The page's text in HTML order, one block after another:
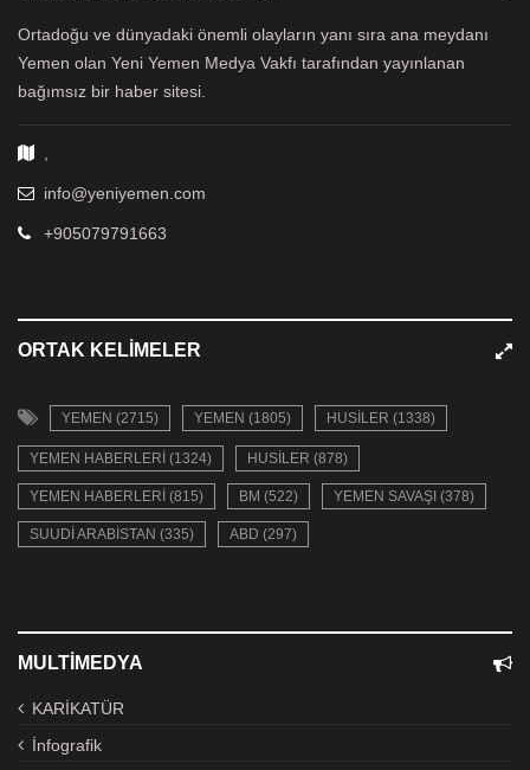
Ortadoğu ve dünyadaki önemli olayların yanı sıra ana meydanı
Yemen olan Yeni Yemen Medya Vakfı tarafından yayınlanan
bağımsız bir haber sitesi.
info@yeniyemen.com
+905079791663
ORTAK KELIMELER
YEMEN (2715) YEMEN (1805) HUSILER (1338)
YEMEN HABERLERI (1324) HUSILER (878)
YEMEN HABERLERI (815) BM (522) YEMEN SAVAŞI (378)
SUUDI ARABISTAN (335) ABD (297)
MULTIMEDYA
KARİKATÜR
İnfografik